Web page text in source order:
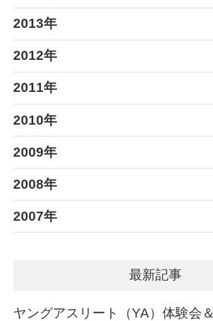
2013年
2012年
2011年
2010年
2009年
2008年
2007年
最新記事
ヤングアスリート（YA）体験会